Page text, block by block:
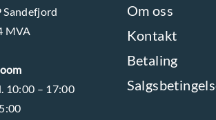
Sandefjord
MVA
10:00 – 17:00
Om oss
Kontakt
Betaling